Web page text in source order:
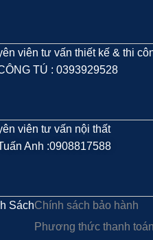
viên tư vấn thiết kế & thi
TÚ : 0393929528
viên tư vấn nội thất
Anh :0908817588
SáchChính sách bảo hành
Phương thức thanh toán